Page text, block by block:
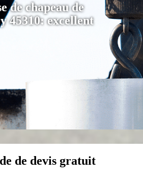
de chapeau de
45310: excellent
de devis gratuit